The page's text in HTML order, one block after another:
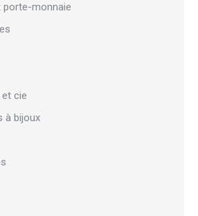
porte-monnaie
et cie
à bijoux